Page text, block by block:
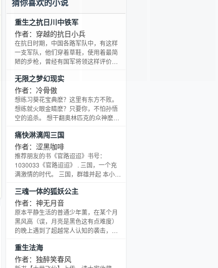
见， 至此， 逍遥同游，不忍入眠， 笑看
神仙，愚醉天地之间！【奇卷1群：
61562817】※作者全天在线※
重生之抗日川中铁军
作者：穿越的抗日小兵
在抗日时期，中国各路军队中，有这样
一支军队，他们穿着草鞋，使用着最简
陋的步枪，曾经有国军将领这样评价他
手－－日本军队这样评价他们，“这支穿
着草鞋的军队，战斗力很强，是中央军
之外的战斗力强悍的地方军阀部队之一”
这就是川军。1937年9月川军30万人出
川抗战，参加了淞沪会战、南京保卫
等一系列抗战初期的大会战。川军以他
的强悍成为当时
无限之梦幻现实
作者：冷骨傲
想练习葵花宝典麽？这里有东方不败。
想练就火眼金睛麽？只要你，不怕孙悟
空的追杀。 想干翻奥林匹克的众神麽？
能，只有你想想不出。在这里，拥有无
限的人生。彪悍的世界，无需多做解
释，只要你活在这里，就充满了神奇。
。。。。。 QQ超级群1：189781051
痛快淋漓闯三国
作者：涩黑咖啡
推荐朋友的书《官路迢迢》书号：
1030033《官路迢迢》 . 三国，一个充
满激情的时代。 三国，群雄并起 本小说
田、拼杀的故事。 与智者、猛将博智、
博力，情节超爽。
三魂一体的狐妖公主
作者：神无月音
原本平静生活的普通少年薰，在某个月
黑风高（误，月亮是黑色这有点难度）
的晚上遇到了超越常人认知的袭击，从
做生命一般珍视的平静生活渐渐远去
了。 既然做不了一个人类的话，那就乖
重生法海
作者：独醉笑春风